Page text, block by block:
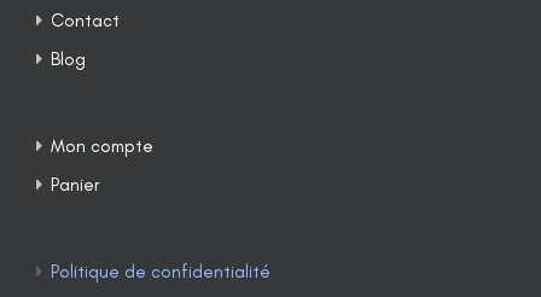
Contact
Blog
Mon compte
Panier
Politique de confidentialité